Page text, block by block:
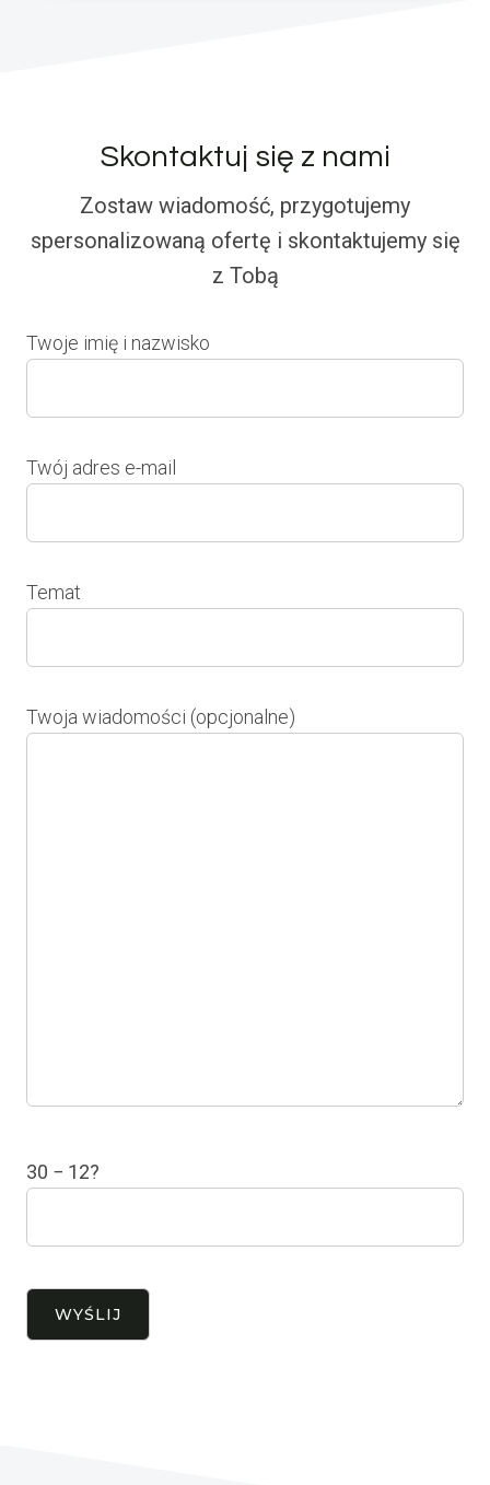
Skontaktuj się z nami
Zostaw wiadomość, przygotujemy
spersonalizowaną ofertę i skontaktujemy się
z Tobą
Twoje imię i nazwisko
Twój adres e-mail
Temat
Twoja wiadomości (opcjonalne)
30 − 12?